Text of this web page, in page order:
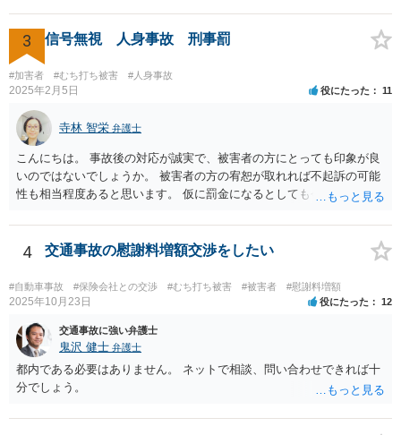
3 信号無視 人身事故 刑事罰
#加害者 #むち打ち被害 #人身事故
2025年2月5日 役にたった 11
寺林 智栄 弁護士
こんにちは。 事故後の対応が誠実で、被害者の方にとっても印象が良
いのではないでしょうか。 被害者の方の宥恕が取れれば不起訴の可能
性も相当程度あると思います。 仮に罰金になるとしても今回は略式の
ょう。 参考になれば幸いです。
4 交通事故の慰謝料増額交渉をしたい
#自動車事故 #保険会社との交渉 #むち打ち被害 #被害者 #慰謝料増額
2025年10月23日 役にたった 12
交通事故に強い弁護士
鬼沢 健士 弁護士
都内である必要はありません。 ネットで相談、問い合わせできれば十
分でしょう。